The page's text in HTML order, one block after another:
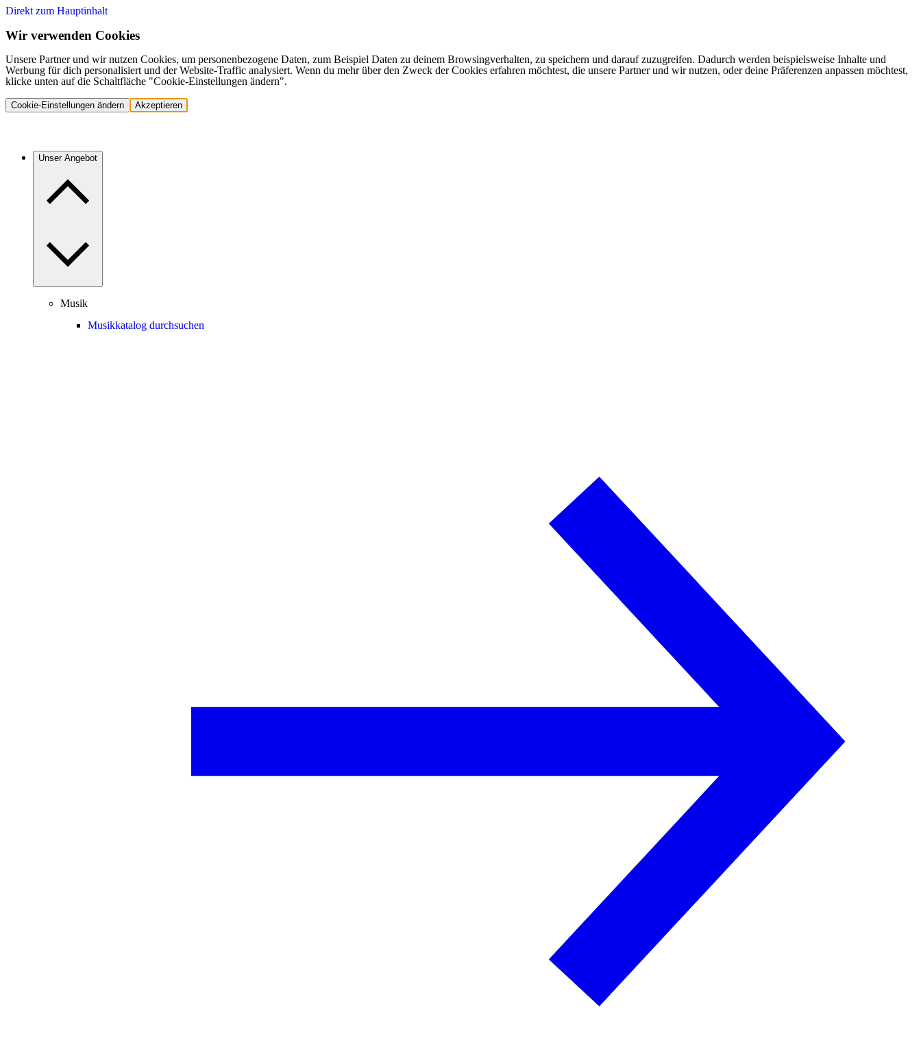
Direkt zum Hauptinhalt
Wir verwenden Cookies
Unsere Partner und wir nutzen Cookies, um personenbezogene Daten, zum Beispiel Daten zu deinem Browsingverhalten, zu speichern und darauf zuzugreifen. Dadurch werden beispielsweise Inhalte und
Werbung für dich personalisiert und der Website-Traffic analysiert. Wenn du mehr über den Zweck der Cookies erfahren möchtest, die unsere Partner und wir nutzen, oder deine Präferenzen anpassen möchtest,
klicke unten auf die Schaltfläche "Cookie-Einstellungen ändern".
Cookie-Einstellungen ändern Akzeptieren
Unser Angebot
Musik
Musikkatalog durchsuchen